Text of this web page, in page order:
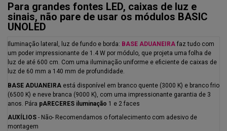
Para grandes fontes LED, caixas de luz e
sinais, não pare de usar os módulos BASIC
UNOLED
Iluminação lateral, luz de fundo e borda: BASE ADUANEIRA faz tudo com
um poder impressionante de 1.4 W por módulo, que projeta uma folha de
luz de até 600 cm. Com uma iluminação uniforme e eficiente de caixas de
luz de 60 mm a 140 mm de profundidade.
BASE ADUANEIRA está disponível em branco quente (3000 K) e branco frio
(6500 K) e neve branca (9000 K), com uma impressionante garantia de 3
anos. Pára pARECERES iluminação 1 e 2 faces
AUXÍLIOS - Não- Recomendamos o fortalecimento com adesivo de
montagem